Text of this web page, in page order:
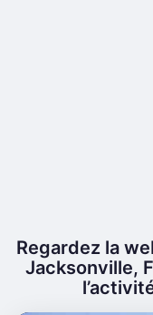
Regardez la
Jacksonville,